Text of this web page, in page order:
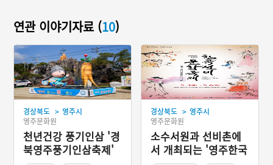
연관 이야기자료 (10)
경상북도 > 영주시
영주문화원
천년건강 풍기인삼 '경
북영주풍기인삼축제'
경상북도 > 영주시
영주문화원
소수서원과 선비촌에
서 개최되는 '영주한국